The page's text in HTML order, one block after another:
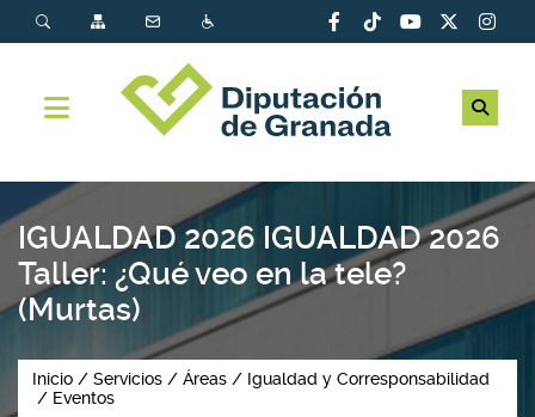
IGUALDAD 2026 IGUALDAD 2026
Taller: ¿Qué veo en la tele?
(Murtas)
Inicio Servicios Áreas
Igualdad y Corresponsabilidad
Eventos